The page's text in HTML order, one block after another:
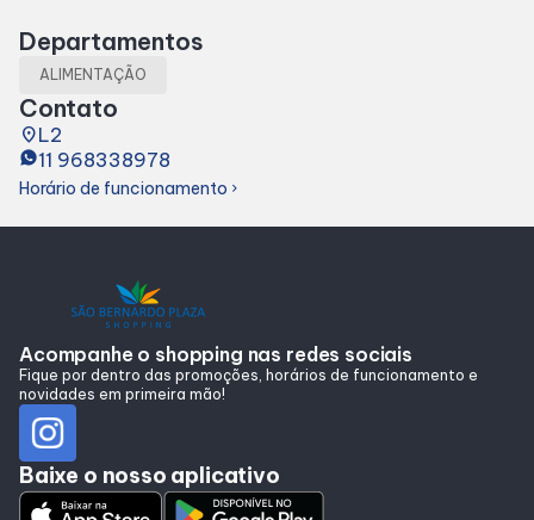
Lojas e Restaurantes
Lojas
Programa de benefícios
Departamentos
ALIMENTAÇÃO
Contato
placeL2
11 968338978
Horário de funcionamento chevron_right
Acompanhe o shopping nas redes sociais
Fique por dentro das promoções, horários de funcionamento e
novidades em primeira mão!
Baixe o nosso aplicativo